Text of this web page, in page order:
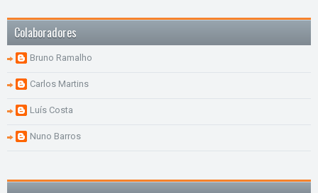
Colaboradores
Bruno Ramalho
Carlos Martins
Luís Costa
Nuno Barros